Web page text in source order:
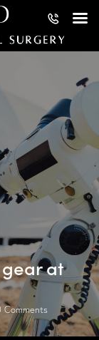
at
Comments